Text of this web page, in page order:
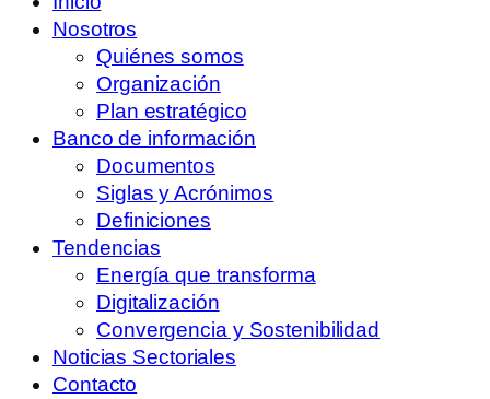
Nosotros
Quiénes somos
Organización
Plan estratégico
Banco de información
Documentos
Siglas y Acrónimos
Definiciones
Tendencias
Energía que transforma
Digitalización
Convergencia y Sostenibilidad
Noticias Sectoriales
Contacto